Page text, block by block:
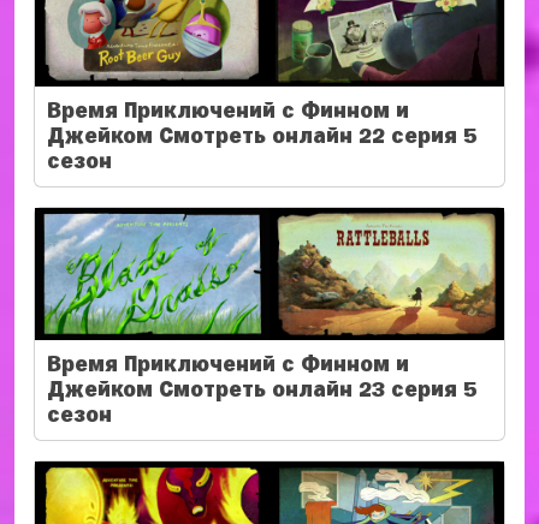
Время Приключений с Финном и
Джейком Смотреть онлайн 22 серия 5
сезон
Время Приключений с Финном и
Джейком Смотреть онлайн 23 серия 5
сезон